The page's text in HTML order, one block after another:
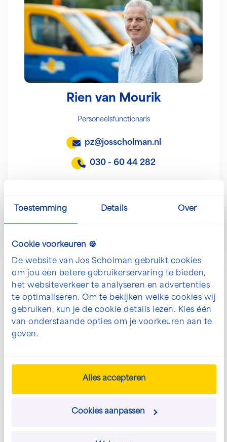
Toestemming Details Over
Cookie voorkeuren 🍪
De website van Jos Scholman gebruikt cookies
om jou een betere gebruikerservaring te bieden,
het websiteverkeer te analyseren en advertenties
te optimaliseren. Om te bekijken welke cookies wij
gebruiken, kun je de cookie details lezen. Kies één
van onderstaande opties om je voorkeuren aan te
geven.
Alles accepteren
Cookies aanpassen
Rien van Mourik
Personeelsfunctionaris
pz@josscholman.nl
030 - 60 44 282
Razendsnelle
sollicitatieprocedure